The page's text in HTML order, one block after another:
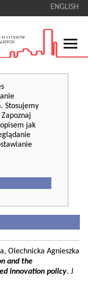
ENGLISH
Stosujemy
jak
Olechnicka Agnieszka
and the
innovation policy. J